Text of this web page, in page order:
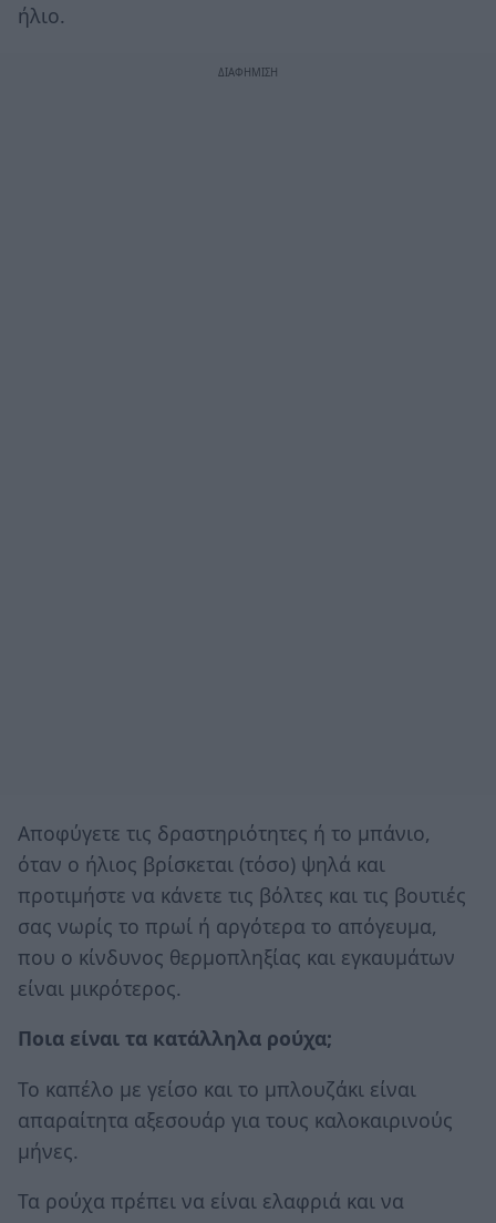
ήλιο.
Αποφύγετε τις δραστηριότητες ή το μπάνιο,
όταν ο ήλιος βρίσκεται (τόσο) ψηλά και
προτιμήστε να κάνετε τις βόλτες και τις βουτιές
σας νωρίς το πρωί ή αργότερα το απόγευμα,
που ο κίνδυνος θερμοπληξίας και εγκαυμάτων
είναι μικρότερος.
Ποια είναι τα κατάλληλα ρούχα;
Το καπέλο με γείσο και το μπλουζάκι είναι
απαραίτητα αξεσουάρ για τους καλοκαιρινούς
μήνες.
Τα ρούχα πρέπει να είναι ελαφριά και να